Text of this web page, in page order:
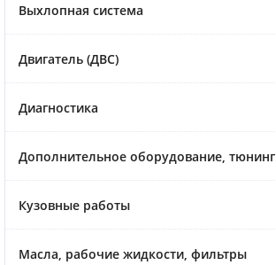
Выхлопная система
Двигатель (ДВС)
Диагностика
Дополнительное оборудование, тюнинг
Кузовные работы
Масла, рабочие жидкости, фильтры